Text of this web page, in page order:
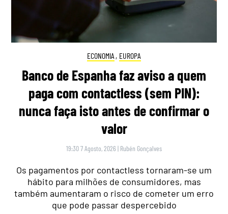
ECONOMIA , EUROPA
Banco de Espanha faz aviso a quem
paga com contactless (sem PIN):
nunca faça isto antes de confirmar o
valor
19:30 7 Agosto, 2026 | Rubén Gonçalves
Os pagamentos por contactless tornaram-se um
hábito para milhões de consumidores, mas
também aumentaram o risco de cometer um erro
que pode passar despercebido